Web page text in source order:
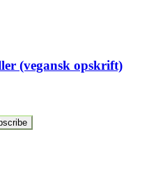
(vegansk opskrift)